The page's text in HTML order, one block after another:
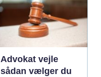
Advokat vejle
sådan vælger du